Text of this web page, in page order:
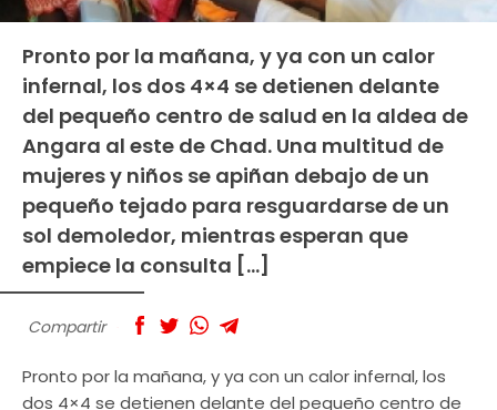
Pronto por la mañana, y ya con un calor
infernal, los dos 4×4 se detienen delante
del pequeño centro de salud en la aldea de
Angara al este de Chad. Una multitud de
mujeres y niños se apiñan debajo de un
pequeño tejado para resguardarse de un
sol demoledor, mientras esperan que
empiece la consulta […]
Compartir
Pronto por la mañana, y ya con un calor infernal, los
dos 4×4 se detienen delante del pequeño centro de